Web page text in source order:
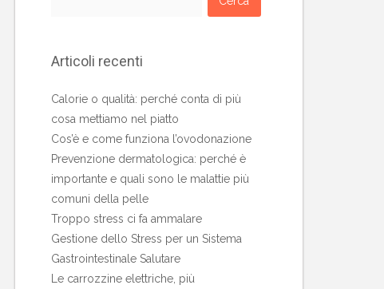
Articoli recenti
Calorie o qualità: perché conta di più
cosa mettiamo nel piatto
Cos’è e come funziona l’ovodonazione
Prevenzione dermatologica: perché è
importante e quali sono le malattie più
comuni della pelle
Troppo stress ci fa ammalare
Gestione dello Stress per un Sistema
Gastrointestinale Salutare
Le carrozzine elettriche, più